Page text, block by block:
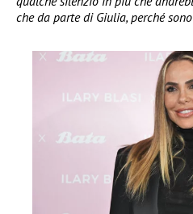
che da parte di Giulia, perché